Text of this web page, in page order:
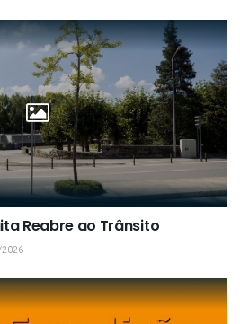
Reabre ao Trânsito